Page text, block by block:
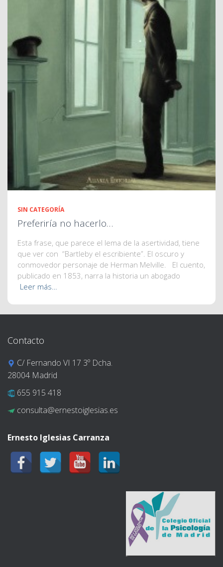
SIN CATEGORÍA
Preferiría no hacerlo…
Esta frase, que parece el lema de la asertividad, tiene
que ver con “Bartleby el escribiente”. El oscuro y
conmovedor personaje de Herman Melville. El cuento,
publicado en 1853, narra la historia un abogado
Leer más…
Contacto
C/ Fernando VI 17 3º Dcha.
28004 Madrid
655 915 418
consulta@ernestoiglesias.es
Ernesto Iglesias Carranza